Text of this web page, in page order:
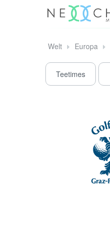
Welt Europa
Teetimes